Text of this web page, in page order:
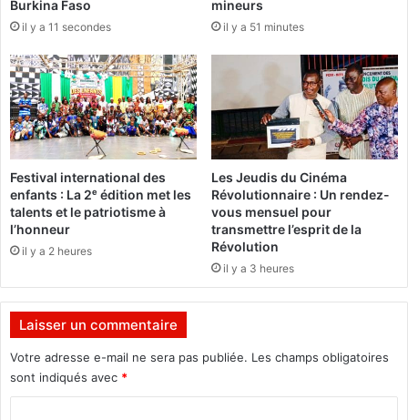
o
r
é
e
Burkina Faso
il y a 11 secondes
mineurs
il y a 51 minutes
Festival international des
enfants : La 2ᵉ édition met les
talents et le patriotisme à
l’honneur
il y a 2 heures
Les Jeudis du Cinéma
Révolutionnaire : Un rendez-
vous mensuel pour
transmettre l’esprit de la
Révolution
il y a 3 heures
Laisser un commentaire
Votre adresse e-mail ne sera pas publiée. Les champs obligatoires
sont indiqués avec *